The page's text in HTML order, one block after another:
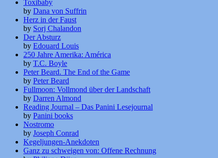
Toxibaby
by Dana von Suffrin
Herz in der Faust
by Sorj Chalandon
Der Absturz
by Edouard Louis
250 Jahre Amerika: América
by T.C. Boyle
Peter Beard. The End of the Game
by Peter Beard
Fullmoon: Vollmond über der Landschaft
by Darren Almond
Reading Journal – Das Panini Lesejournal
by Panini books
Nostromo
by Joseph Conrad
Kegeljungen-Anekdoten
Ganz zu schweigen von: Offene Rechnung